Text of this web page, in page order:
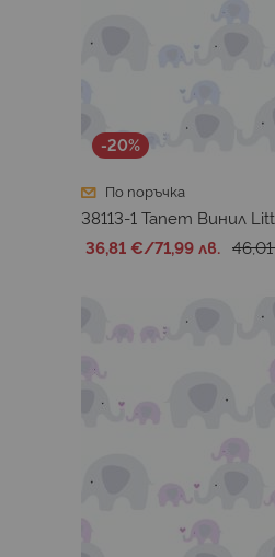
-20%
По поръчка
38113-1 Тапет Винил
36,81 €/71,99 лв.